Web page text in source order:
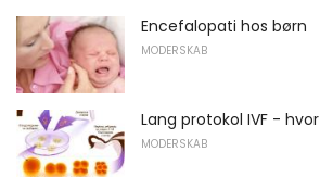
Encefalopati hos børn
MODERSKAB
Lang protokol IVF -
MODERSKAB